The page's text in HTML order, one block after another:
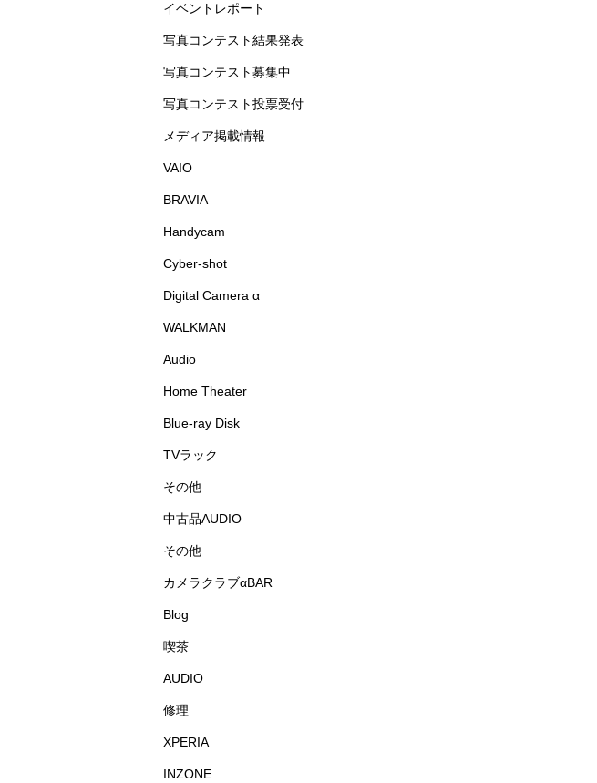
イベントレポート
写真コンテスト結果発表
写真コンテスト募集中
写真コンテスト投票受付
メディア掲載情報
VAIO
BRAVIA
Handycam
Cyber-shot
Digital Camera α
WALKMAN
Audio
Home Theater
Blue-ray Disk
TVラック
その他
中古品AUDIO
その他
カメラクラブαBAR
Blog
喫茶
AUDIO
修理
XPERIA
INZONE